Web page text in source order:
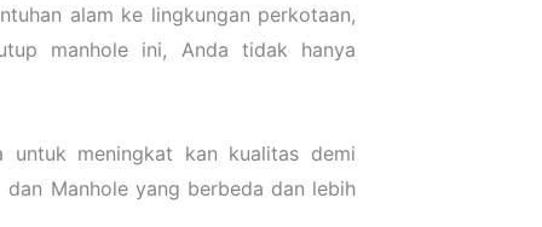
alam ke lingkungan perkotaan,
manhole ini, Anda tidak hanya
untuk meningkat kan kualitas demi
Manhole yang berbeda dan lebih